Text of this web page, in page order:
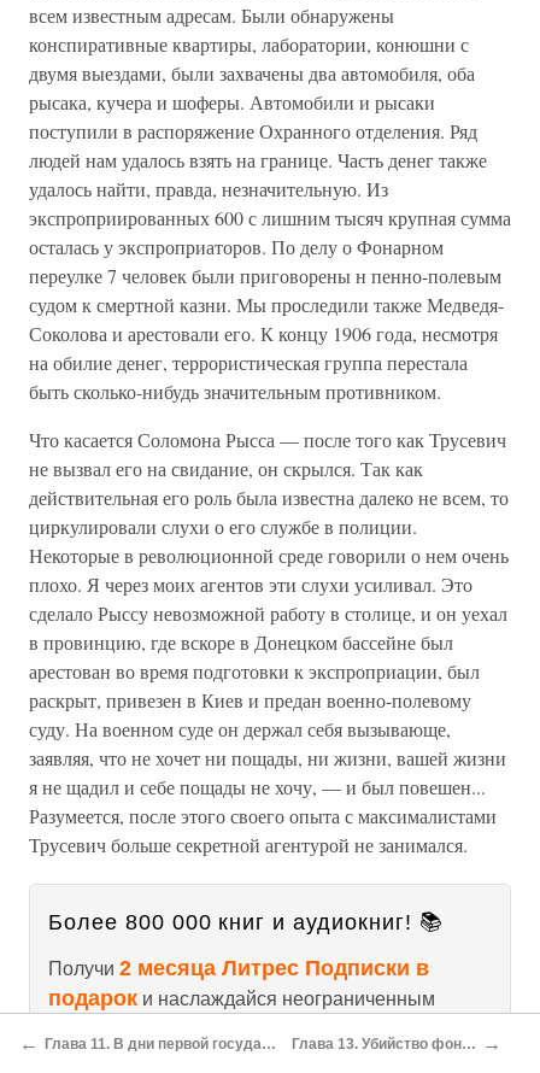
всем известным адресам. Были обнаружены
конспиративные квартиры, лаборатории, конюшни с
двумя выездами, были захвачены два автомобиля, оба
рысака, кучера и шоферы. Автомобили и рысаки
поступили в распоряжение Охранного отделения. Ряд
людей нам удалось взять на границе. Часть денег также
удалось найти, правда, незначительную. Из
экспроприированных 600 с лишним тысяч крупная сумма
осталась у экспроприаторов. По делу о Фонарном
переулке 7 человек были приговорены н пенно-полевым
судом к смертной казни. Мы проследили также Медведя-
Соколова и арестовали его. К концу 1906 года, несмотря
на обилие денег, террористическая группа перестала
быть сколько-нибудь значительным противником.
Что касается Соломона Рысса — после того как Трусевич
не вызвал его на свидание, он скрылся. Так как
действительная его роль была известна далеко не всем, то
циркулировали слухи о его службе в полиции.
Некоторые в революционной среде говорили о нем очень
плохо. Я через моих агентов эти слухи усиливал. Это
сделало Рыссу невозможной работу в столице, и он уехал
в провинцию, где вскоре в Донецком бассейне был
арестован во время подготовки к экспроприации, был
раскрыт, привезен в Киев и предан военно-полевому
суду. На военном суде он держал себя вызывающе,
заявляя, что не хочет ни пощады, ни жизни, вашей жизни
я не щадил и себе пощады не хочу, — и был повешен...
Разумеется, после этого своего опыта с максималистами
Трусевич больше секретной агентурой не занимался.
Более 800 000 книг и аудиокниг! 📚
Получи 2 месяца Литрес Подписки в
подарок и наслаждайся неограниченным
← Глава 11. В дни первой государственной думы Глава 13. Убийство фон дер Лауница →